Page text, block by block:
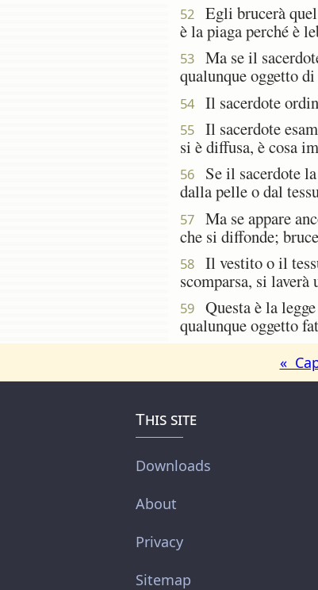
52
Egli brucerà
è la piaga perché è
53
Ma se il
qualunque oggetto
54 Il sacerdote
55
Il sacerdote
si è diffusa, è cosa
56
Se il sacerdote
dalla pelle o dal
57
Ma se appare
che si diffonde;
58
Il vestito o il
scomparsa, si laverà
59
Questa è la
qualunque oggetto
«
This site
Downloads
About
Privacy
Sitemap